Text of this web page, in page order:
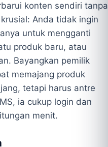
konten sendiri tanpa
Anda tidak ingin
untuk mengganti
produk baru, atau
Bayangkan pemilik
memajang produk
tetapi harus antre
ia cukup login dan
menit.